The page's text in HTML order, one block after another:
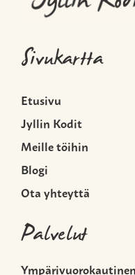
Sivukartta
Etusivu
Jyllin Kodit
Meille töihin
Blogi
Ota yhteyttä
Palvelut